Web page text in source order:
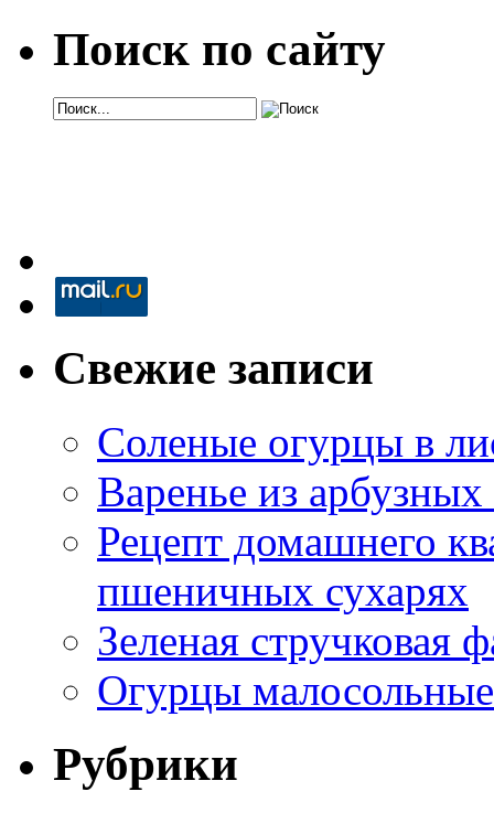
Поиск по сайту
Свежие записи
Соленые огурцы в
Варенье из
Рецепт домашнего
пшеничных сухарях
Зеленая стручковая
Огурцы
Рубрики